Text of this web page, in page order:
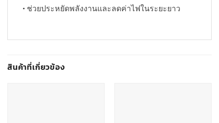
• ช่วยประหยัดพลังงานและลดค่าไฟในระยะยาว
สินค้าที่เกี่ยวข้อง